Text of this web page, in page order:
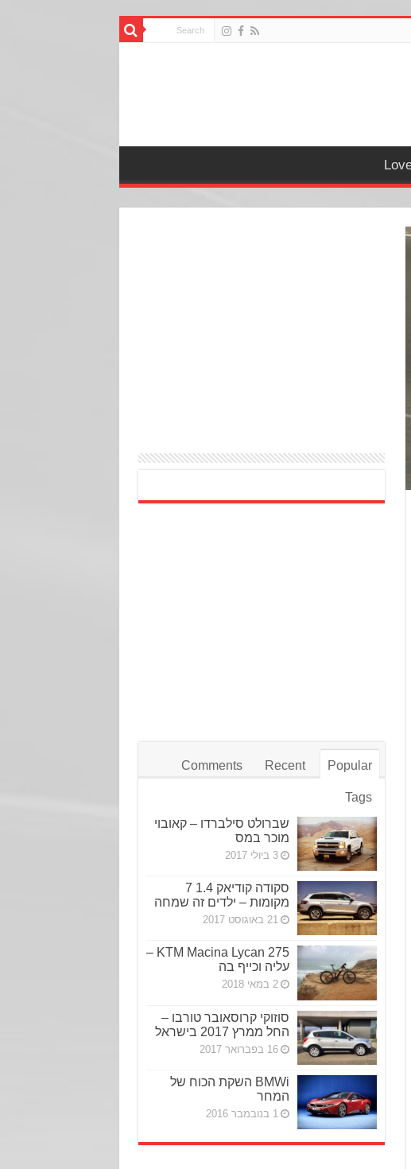
Popular
Recent
Comments
Tags
שברולט סילברדו – קאובוי
מוכר במס
3 ביולי 2017
סקודה קודיאק 1.4 7
מקומות – ילדים זה שמחה
21 באוגוסט 2017
KTM Macina Lycan 275 –
עליה וכייף בה
2 במאי 2018
סוזוקי קרוסאובר טורבו –
החל ממרץ 2017 בישראל
16 בפברואר 2017
BMWi השקת הכוח של
המחר
1 בנובמבר 2016